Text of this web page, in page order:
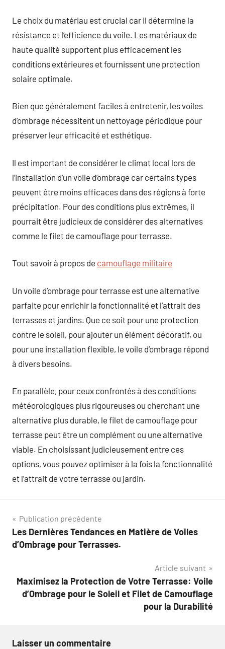
Le choix du matériau est crucial car il détermine la
résistance et l’efficience du voile. Les matériaux de
haute qualité supportent plus efficacement les
conditions extérieures et fournissent une protection
solaire optimale.
Bien que généralement faciles à entretenir, les voiles
d’ombrage nécessitent un nettoyage périodique pour
préserver leur efficacité et esthétique.
Il est important de considérer le climat local lors de
l’installation d’un voile d’ombrage car certains types
peuvent être moins efficaces dans des régions à forte
précipitation. Pour des conditions plus extrêmes, il
pourrait être judicieux de considérer des alternatives
comme le filet de camouflage pour terrasse.
Tout savoir à propos de camouflage militaire
Un voile d’ombrage pour terrasse est une alternative
parfaite pour enrichir la fonctionnalité et l’attrait des
terrasses et jardins. Que ce soit pour une protection
contre le soleil, pour ajouter un élément décoratif, ou
pour une installation flexible, le voile d’ombrage répond
à divers besoins.
En parallèle, pour ceux confrontés à des conditions
météorologiques plus rigoureuses ou cherchant une
alternative plus durable, le filet de camouflage pour
terrasse peut être un complément ou une alternative
viable. En choisissant judicieusement entre ces
options, vous pouvez optimiser à la fois la fonctionnalité
et l’attrait de votre terrasse ou jardin.
Navigation
de
Publication précédente
Les Dernières Tendances en Matière de Voiles
d’Ombrage pour Terrasses.
Article suivant
Maximisez la Protection de Votre Terrasse: Voile
d’Ombrage pour le Soleil et Filet de Camouflage
pour la Durabilité
Laisser un commentaire